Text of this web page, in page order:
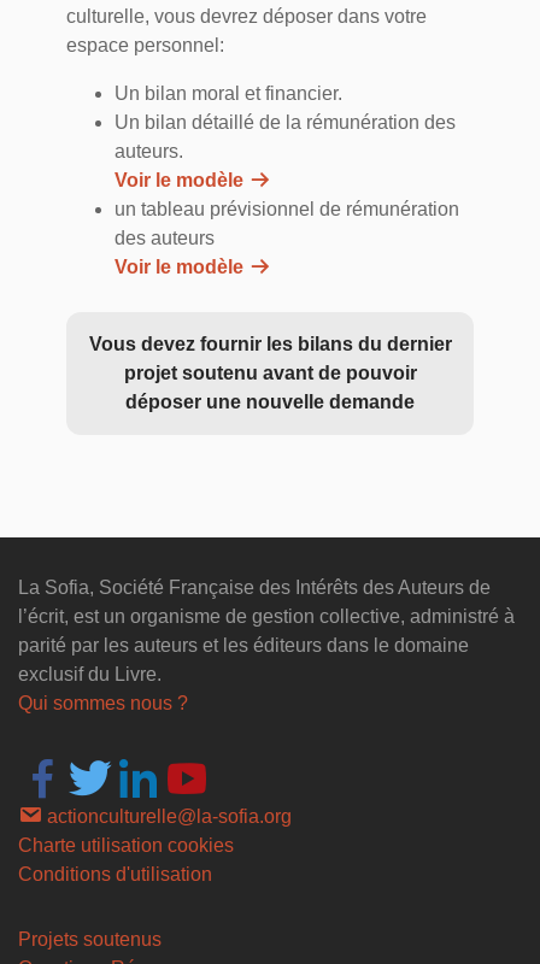
culturelle, vous devrez déposer dans votre
espace personnel:
Un bilan moral et financier.
Un bilan détaillé de la rémunération des
auteurs.
Voir le modèle
un tableau prévisionnel de rémunération
des auteurs
Voir le modèle
Vous devez fournir les bilans du dernier
projet soutenu avant de pouvoir
déposer une nouvelle demande
La Sofia, Société Française des Intérêts des Auteurs de
l’écrit, est un organisme de gestion collective, administré à
parité par les auteurs et les éditeurs dans le domaine
exclusif du Livre.
Qui sommes nous ?
actionculturelle@la-sofia.org
Charte utilisation cookies
Conditions d'utilisation
Projets soutenus